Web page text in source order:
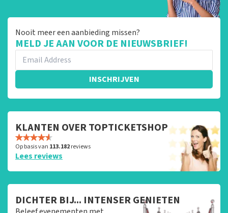
Nooit meer een aanbieding missen?
MELD JE AAN VOOR DE NIEUWSBRIEF!
INSCHRIJVEN
KLANTEN OVER TOPTICKETSHOP
Op basis van 113.182reviews
Lees reviews
DICHTER BIJ... INTENSER GENIETEN